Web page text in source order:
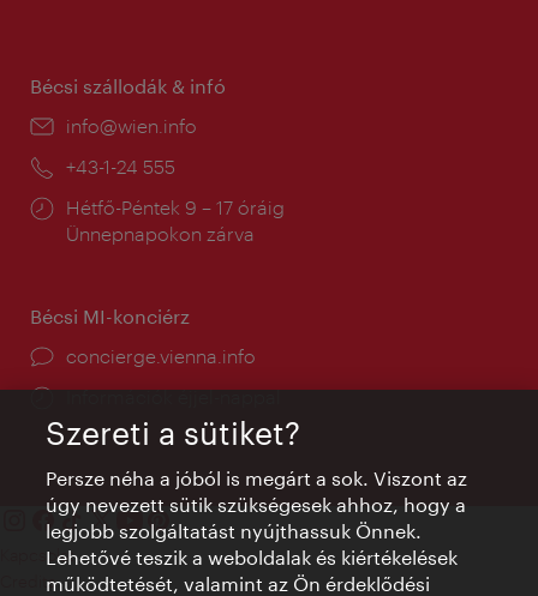
Bécsi szállodák & infó
E-
info@wien.info
Telefon:
+43-1-24 555
Nyitva
tartás:
Hétfő-Péntek 9 – 17 óráig
Ünnepnapokon zárva
Bécsi MI-konciérz
concierge.vienna.info
Információk éjjel-nappal
Kapcsolat
Credits
Szereti a sütiket?
Persze néha a jóból is megárt a sok. Viszont az
úgy nevezett sütik szükségesek ahhoz, hogy a
legjobb szolgáltatást nyújthassuk Önnek.
Lehetővé teszik a weboldalak és kiértékelések
működtetését, valamint az Ön érdeklődési